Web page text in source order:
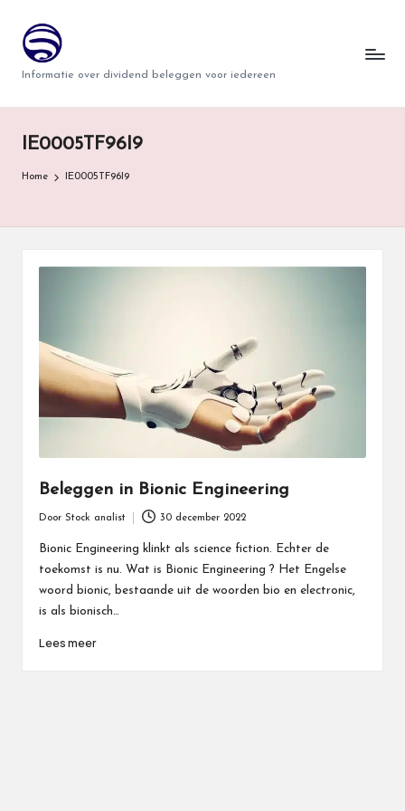
T
w
i
n
d
r
Informatie over dividend beleggen voor iedereen
IE0005TF96I9
Home IE0005TF96I9
Beleggen in Bionic Engineering
door
Door Stock analist 30 december 2022
Bionic Engineering klinkt als science fiction. Echter de
toekomst is nu. Wat is Bionic Engineering ? Het Engelse
woord bionic, bestaande uit de woorden bio en electronic,
is als bionisch…
Lees meer